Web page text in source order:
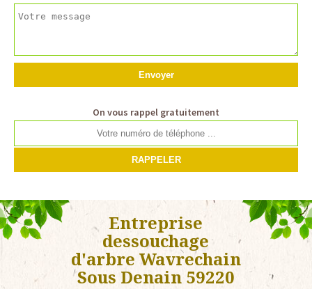
On vous rappel gratuitement
Entreprise
dessouchage
d'arbre Wavrechain
Sous Denain 59220